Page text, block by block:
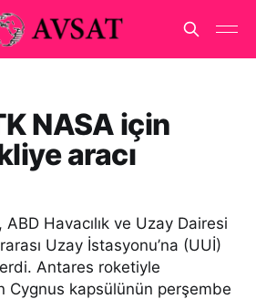
NASA için
aracı
Havacılık ve Uzay Dairesi
Uzay İstasyonu’na (UUİ)
Antares roketiyle
Cygnus kapsülünün perşembe